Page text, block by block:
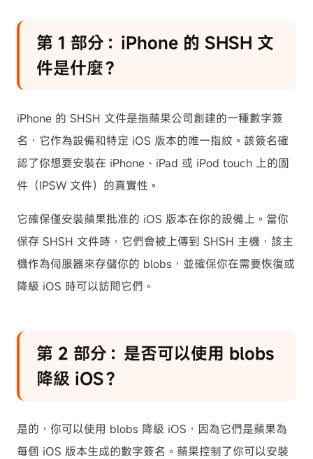
第 1 部分：iPhone 的 SHSH 文
件是什麼？
iPhone 的 SHSH 文件是指蘋果公司創建的一種數字簽
名，它作為設備和特定 iOS 版本的唯一指紋。該簽名確
認了你想要安裝在 iPhone、iPad 或 iPod touch 上的固
件（IPSW 文件）的真實性。
它確保僅安裝蘋果批准的 iOS 版本在你的設備上。當你
保存 SHSH 文件時，它們會被上傳到 SHSH 主機，該主
機作為伺服器來存儲你的 blobs，並確保你在需要恢復或
降級 iOS 時可以訪問它們。
第 2 部分：是否可以使用 blobs
降級 iOS？
是的，你可以使用 blobs 降級 iOS，因為它們是蘋果為
每個 iOS 版本生成的數字簽名。蘋果控制了你可以安裝